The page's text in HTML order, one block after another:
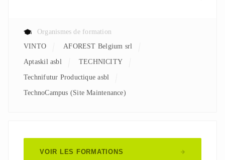
Organismes de formation
VINTO
AFOREST Belgium srl
aptaskil asbl TECHNICITY
Technifutur Productique asbl
TechnoCampus (Site Maintenance)
VOIR LES FORMATIONS